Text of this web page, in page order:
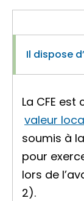
Il dispose
La CFE
valeur
soumis à
pour
lors de
2).